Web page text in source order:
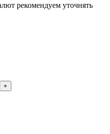
рекомендуем уточнять
+